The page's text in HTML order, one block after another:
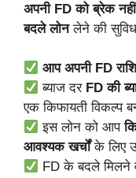
अपनी FD को ब्रेक
बदले लोनलेने की
आप अपनी FD
ब्याज दर FD की
एक किफायती विकल्प
इस लोन को आप
आवश्यक खर्चोंके लिए
FD के बदले मिलने